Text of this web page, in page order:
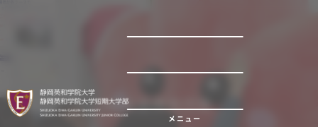
メニュー
地域連携事例集